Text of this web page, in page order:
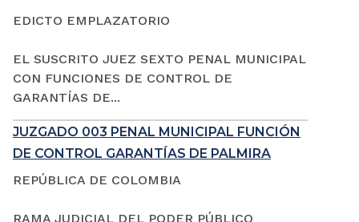
EDICTO EMPLAZATORIO
EL SUSCRITO JUEZ SEXTO PENAL MUNICIPAL
CON FUNCIONES DE CONTROL DE
GARANTÍAS DE...
JUZGADO 003 PENAL MUNICIPAL FUNCIÓN
DE CONTROL GARANTÍAS DE PALMIRA
REPÚBLICA DE COLOMBIA
RAMA JUDICIAL DEL PODER PÚBLICO